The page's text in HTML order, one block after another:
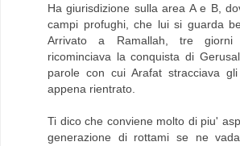
Ha giurisdizione sulla area A e B,
campi profughi, che lui si guarda
Arrivato a Ramallah, tre
ricominciava la conquista di
parole con cui Arafat stracciava
appena rientrato.
Ti dico che conviene molto di piu'
generazione di rottami se ne